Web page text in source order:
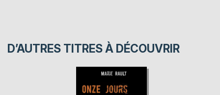
D’AUTRES TITRES À DÉCOUVRIR